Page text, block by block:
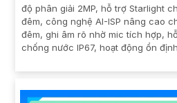
độ phân giải 2MP, hỗ trợ Starlight
đêm, công nghệ AI-ISP nâng cao
đêm, ghi âm rõ nhờ mic tích hợp,
chống nước IP67, hoạt động ổn